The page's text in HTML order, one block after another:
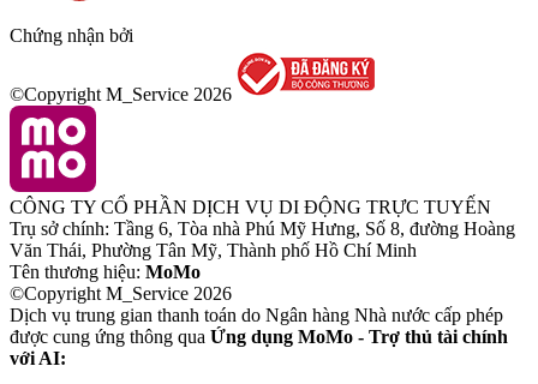
Chứng nhận bởi
©Copyright M_Service 2026
CÔNG TY CỔ PHẦN DỊCH VỤ DI ĐỘNG TRỰC TUYẾN
Trụ sở chính: Tầng 6, Tòa nhà Phú Mỹ Hưng, Số 8, đường Hoàng
Văn Thái, Phường Tân Mỹ, Thành phố Hồ Chí Minh
Tên thương hiệu: MoMo
©Copyright M_Service 2026
Dịch vụ trung gian thanh toán do Ngân hàng Nhà nước cấp phép
được cung ứng thông qua Ứng dụng MoMo - Trợ thủ tài chính
với AI: